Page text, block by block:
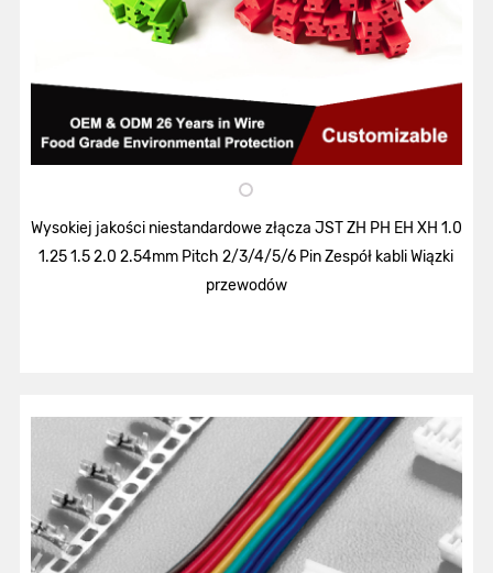
Wysokiej jakości niestandardowe złącza JST ZH PH EH XH 1.0
1.25 1.5 2.0 2.54mm Pitch 2/3/4/5/6 Pin Zespół kabli Wiązki
przewodów